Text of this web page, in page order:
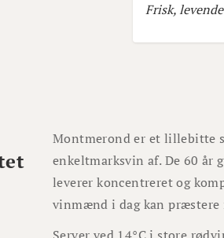
Frisk,
Montmerond er et lillebitte
enkeltmarksvin af. De 60 år
leverer koncentreret og
vinmænd i dag kan præstere